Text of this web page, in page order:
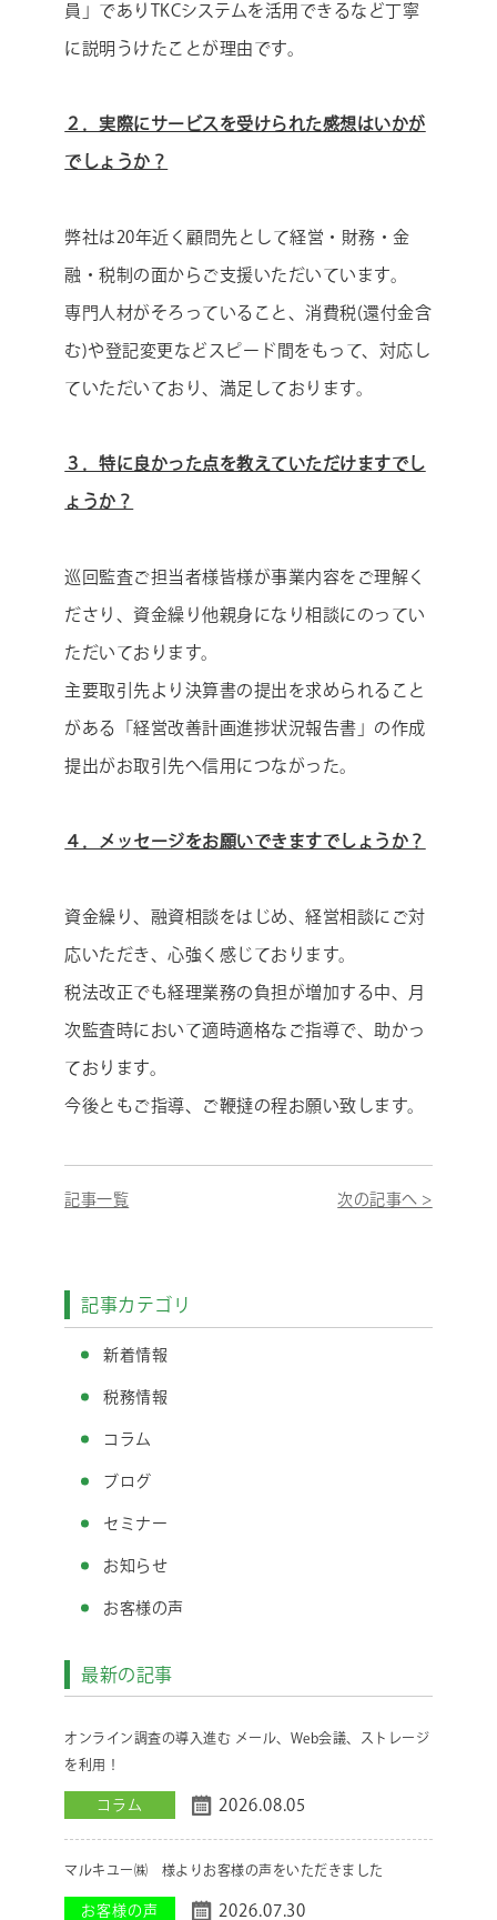
員」でありTKCシステムを活用できるなど丁寧
に説明うけたことが理由です。
２．実際にサービスを受けられた感想はいかが
でしょうか？
弊社は20年近く顧問先として経営・財務・金
融・税制の面からご支援いただいています。
専門人材がそろっていること、消費税(還付金含
む)や登記変更などスピード間をもって、対応し
ていただいており、満足しております。
３．特に良かった点を教えていただけますでし
ょうか？
巡回監査ご担当者様皆様が事業内容をご理解く
ださり、資金繰り他親身になり相談にのってい
ただいております。
主要取引先より決算書の提出を求められること
がある「経営改善計画進捗状況報告書」の作成
提出がお取引先へ信用につながった。
４．メッセージをお願いできますでしょうか？
資金繰り、融資相談をはじめ、経営相談にご対
応いただき、心強く感じております。
税法改正でも経理業務の負担が増加する中、月
次監査時において適時適格なご指導で、助かっ
ております。
今後ともご指導、ご鞭撻の程お願い致します。
記事一覧 次の記事へ >
記事カテゴリ
新着情報
税務情報
コラム
ブログ
セミナー
お知らせ
お客様の声
最新の記事
オンライン調査の導入進む メール、Web会議、ストレージ
を利用！
コラム 2026.08.05
マルキユー㈱ 様よりお客様の声をいただきました
お客様の声 2026.07.30